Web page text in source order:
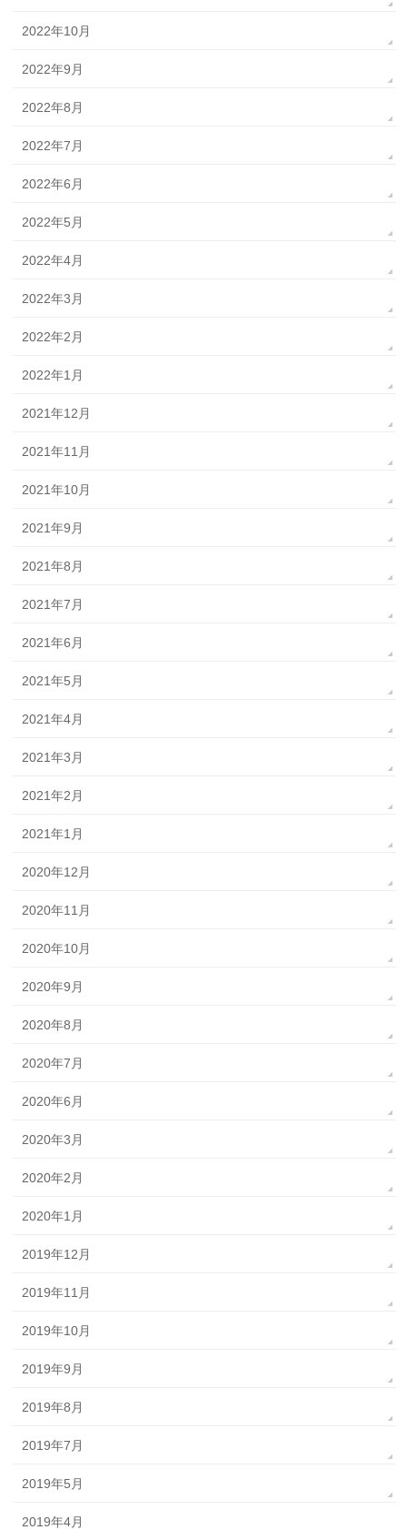
2022年10月
2022年9月
2022年8月
2022年7月
2022年6月
2022年5月
2022年4月
2022年3月
2022年2月
2022年1月
2021年12月
2021年11月
2021年10月
2021年9月
2021年8月
2021年7月
2021年6月
2021年5月
2021年4月
2021年3月
2021年2月
2021年1月
2020年12月
2020年11月
2020年10月
2020年9月
2020年8月
2020年7月
2020年6月
2020年3月
2020年2月
2020年1月
2019年12月
2019年11月
2019年10月
2019年9月
2019年8月
2019年7月
2019年5月
2019年4月